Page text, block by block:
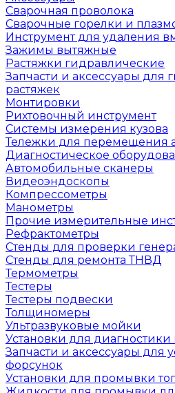
Сварочная проволока
Сварочные горелки и
Инструмент для удаления
Зажимы вытяжные
Растяжки гидравлические
Запчасти и аксессуары для
растяжек
Монтировки
Рихтовочный инструмент
Системы измерения кузова
Тележки для перемещения
Диагностическое
Автомобильные сканеры
Видеоэндоскопы
Компрессометры
Манометры
Прочие измерительные
Рефрактометры
Стенды для проверки
Стенды для ремонта ТНВД
Термометры
Тестеры
Тестеры подвески
Толщиномеры
Ультразвуковые мойки
Установки для
Запчасти и аксессуары для
форсунок
Установки для промывки